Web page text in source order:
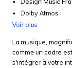
Design Music
Dolby Atmos
Voir plus
La musique,
comme un cadre
s'intégrer à votre